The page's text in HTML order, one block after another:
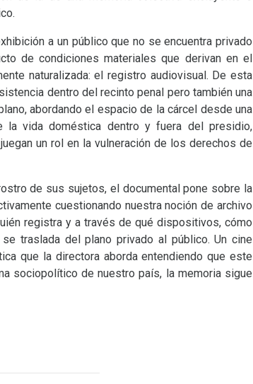
a un público que no se encuentra privado
de condiciones materiales que derivan en el
naturalizada: el registro audiovisual. De esta
dentro del recinto penal pero también una
abordando el espacio de la cárcel desde una
la vida doméstica dentro y fuera del presidio,
un rol en la vulneración de los derechos de
de sus sujetos, el documental pone sobre la
cuestionando nuestra noción de archivo
registra y a través de qué dispositivos, cómo
traslada del plano privado al público. Un cine
que la directora aborda entendiendo que este
sociopolítico de nuestro país, la memoria sigue